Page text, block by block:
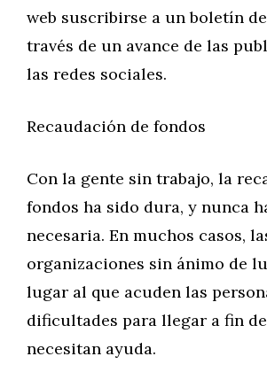
web suscribirse a un boletín
través de un avance de las
las redes sociales.
Recaudación de fondos
Con la gente sin trabajo, la
fondos ha sido dura, y nunca
necesaria. En muchos casos,
organizaciones sin ánimo de
lugar al que acuden las
dificultades para llegar a fin
necesitan ayuda.